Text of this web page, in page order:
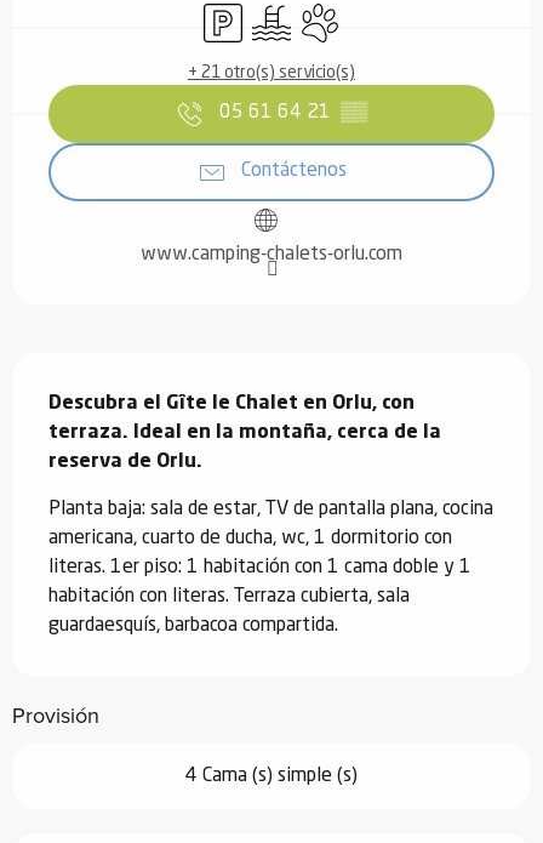
Aparcamiento
PiscinaSe aceptan animales
+ 21 otro(s) servicio(s)
05 61 64 21 ▒▒
Contáctenos
www.camping-chalets-orlu.com
Descubra el Gîte le Chalet en Orlu, con
terraza. Ideal en la montaña, cerca de la
reserva de Orlu.
Planta baja: sala de estar, TV de pantalla plana, cocina
americana, cuarto de ducha, wc, 1 dormitorio con
literas. 1er piso: 1 habitación con 1 cama doble y 1
habitación con literas. Terraza cubierta, sala
guardaesquís, barbacoa compartida.
Provisión
4 Cama (s) simple (s)